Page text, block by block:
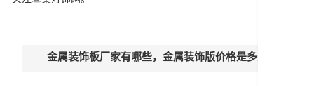
金属装饰板厂家有哪些，金属装饰版价格是多少